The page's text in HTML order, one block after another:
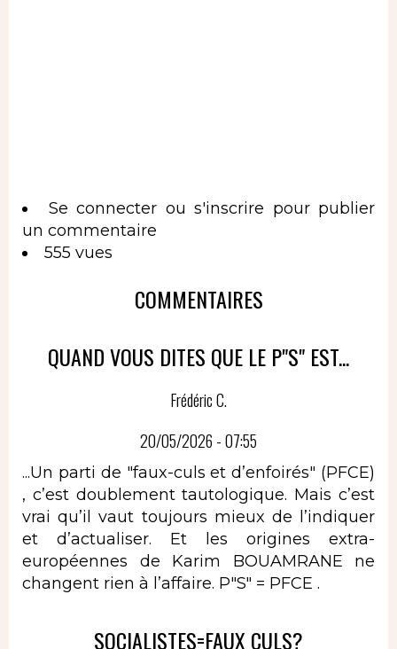
Se connecter ou s'inscrire pour publier
un commentaire
555 vues
COMMENTAIRES
QUAND VOUS DITES QUE LE P"S" EST...
Frédéric C.
20/05/2026 - 07:55
...Un parti de "faux-culs et d’enfoirés" (PFCE)
, c’est doublement tautologique. Mais c’est
vrai qu’il vaut toujours mieux de l’indiquer
et d’actualiser. Et les origines extra-
européennes de Karim BOUAMRANE ne
changent rien à l’affaire. P"S" = PFCE .
SOCIALISTES=FAUX CULS?